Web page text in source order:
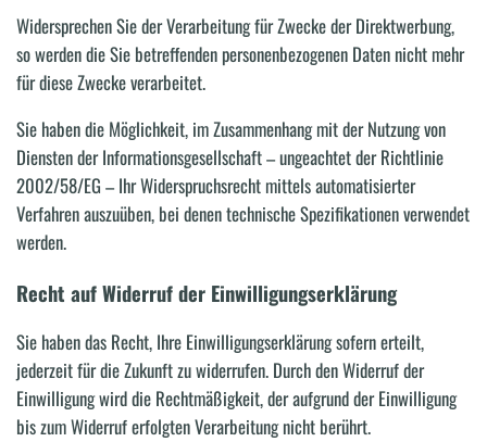
Widersprechen Sie der Verarbeitung für Zwecke der Direktwerbung,
so werden die Sie betreffenden personenbezogenen Daten nicht mehr
für diese Zwecke verarbeitet.
Sie haben die Möglichkeit, im Zusammenhang mit der Nutzung von
Diensten der Informationsgesellschaft – ungeachtet der Richtlinie
2002/58/EG – Ihr Widerspruchsrecht mittels automatisierter
Verfahren auszuüben, bei denen technische Spezifikationen verwendet
werden.
Recht auf Widerruf der Einwilligungserklärung
Sie haben das Recht, Ihre Einwilligungserklärung sofern erteilt,
jederzeit für die Zukunft zu widerrufen. Durch den Widerruf der
Einwilligung wird die Rechtmäßigkeit, der aufgrund der Einwilligung
bis zum Widerruf erfolgten Verarbeitung nicht berührt.